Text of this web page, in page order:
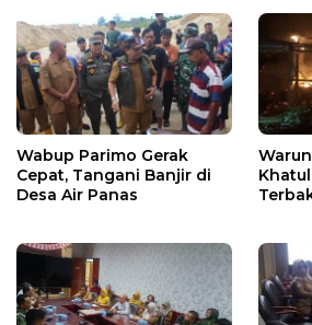
Wabup Parimo Gerak
Cepat, Tangani Banjir di
Desa Air Panas